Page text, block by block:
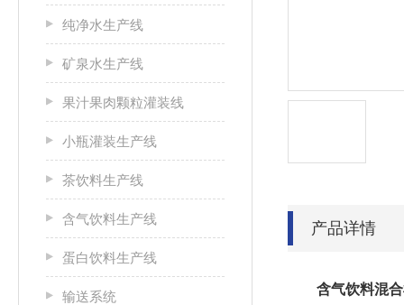
纯净水生产线
矿泉水生产线
果汁果肉颗粒灌装线
小瓶灌装生产线
茶饮料生产线
含气饮料生产线
蛋白饮料生产线
输送系统
产品详情
含气饮料混